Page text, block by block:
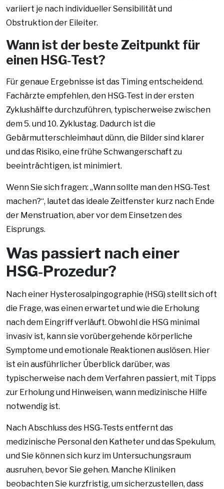
variiert je nach individueller Sensibilität und
Obstruktion der Eileiter.
Wann ist der beste Zeitpunkt für
einen HSG‑Test?
Für genaue Ergebnisse ist das Timing entscheidend.
Fachärzte empfehlen, den HSG‑Test in der ersten
Zyklushälfte durchzuführen, typischerweise zwischen
dem 5. und 10. Zyklustag. Dadurch ist die
Gebärmutterschleimhaut dünn, die Bilder sind klarer
und das Risiko, eine frühe Schwangerschaft zu
beeinträchtigen, ist minimiert.
Wenn Sie sich fragen: „Wann sollte man den HSG‑Test
machen?“, lautet das ideale Zeitfenster kurz nach Ende
der Menstruation, aber vor dem Einsetzen des
Eisprungs.
Was passiert nach einer
HSG‑Prozedur?
Nach einer Hysterosalpingographie (HSG) stellt sich oft
die Frage, was einen erwartet und wie die Erholung
nach dem Eingriff verläuft. Obwohl die HSG minimal
invasiv ist, kann sie vorübergehende körperliche
Symptome und emotionale Reaktionen auslösen. Hier
ist ein ausführlicher Überblick darüber, was
typischerweise nach dem Verfahren passiert, mit Tipps
zur Erholung und Hinweisen, wann medizinische Hilfe
notwendig ist.
Nach Abschluss des HSG‑Tests entfernt das
medizinische Personal den Katheter und das Spekulum,
und Sie können sich kurz im Untersuchungsraum
ausruhen, bevor Sie gehen. Manche Kliniken
beobachten Sie kurzfristig, um sicherzustellen, dass